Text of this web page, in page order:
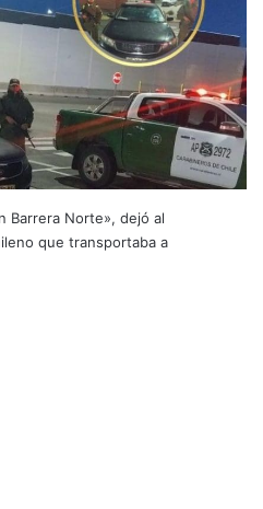
Barrera Norte», dejó al
que transportaba a